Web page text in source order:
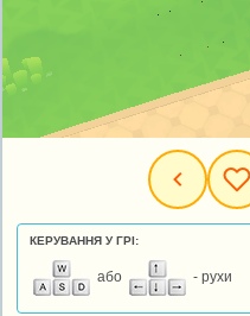
КЕРУВАННЯ У ГРІ:
або - рухи